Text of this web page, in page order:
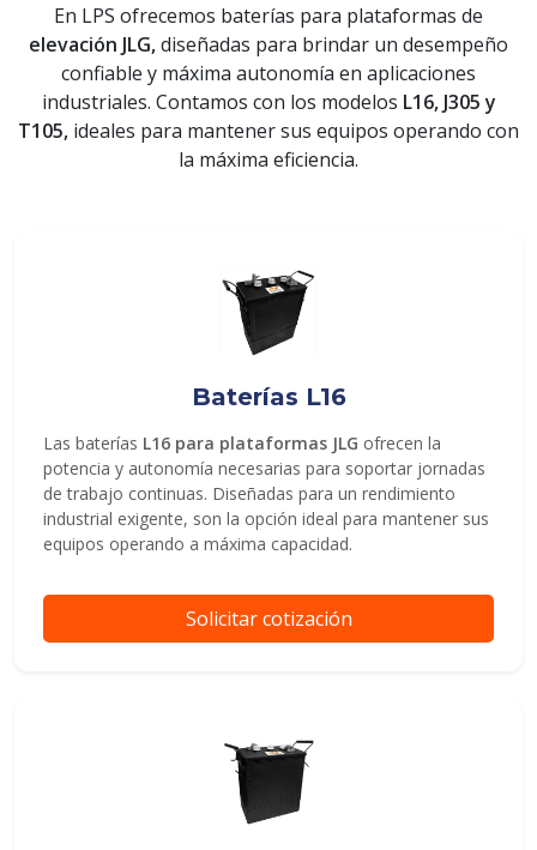
ENVIAR
En LPS ofrecemos baterías para plataformas de
elevación JLG,diseñadas para brindar un desempeño
confiable y máxima autonomía en aplicaciones
industriales. Contamos con los modelos L16, J305 y
T105, ideales para mantener sus equipos operando con
la máxima eficiencia.
Baterías L16
Las baterías L16 para plataformas JLG ofrecen la
potencia y autonomía necesarias para soportar jornadas
de trabajo continuas. Diseñadas para un rendimiento
industrial exigente, son la opción ideal para mantener sus
equipos operando a máxima capacidad.
Solicitar cotización